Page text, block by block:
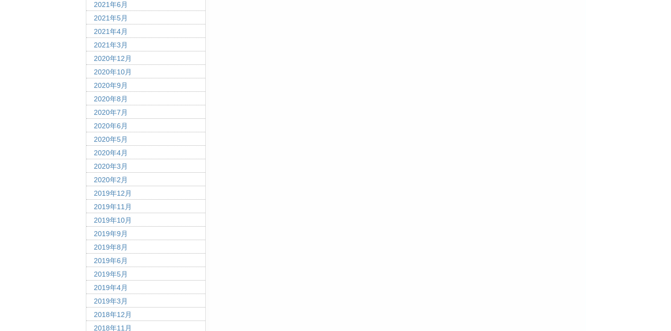
2021年6月
2021年5月
2021年4月
2021年3月
2020年12月
2020年10月
2020年9月
2020年8月
2020年7月
2020年6月
2020年5月
2020年4月
2020年3月
2020年2月
2019年12月
2019年11月
2019年10月
2019年9月
2019年8月
2019年6月
2019年5月
2019年4月
2019年3月
2018年12月
2018年11月